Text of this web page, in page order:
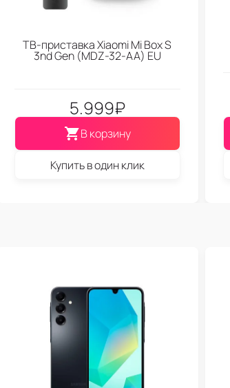
ТВ-приставка Xiaomi Mi Box S
3nd Gen (МDZ-32-АА) EU
5.999₽
В корзину
Купить в один клик